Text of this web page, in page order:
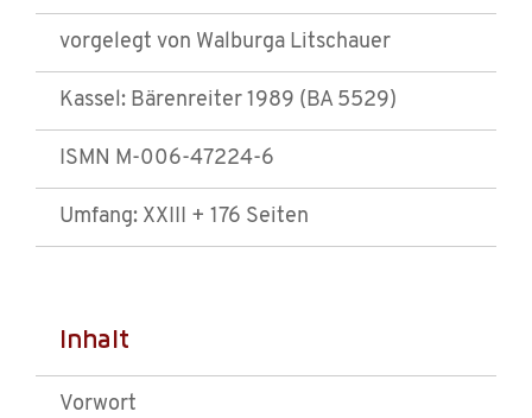
vorgelegt von Walburga Litschauer
Kassel: Bärenreiter 1989 (BA 5529)
ISMN M-006-47224-6
Umfang: XXIII + 176 Seiten
Inhalt
Vorwort